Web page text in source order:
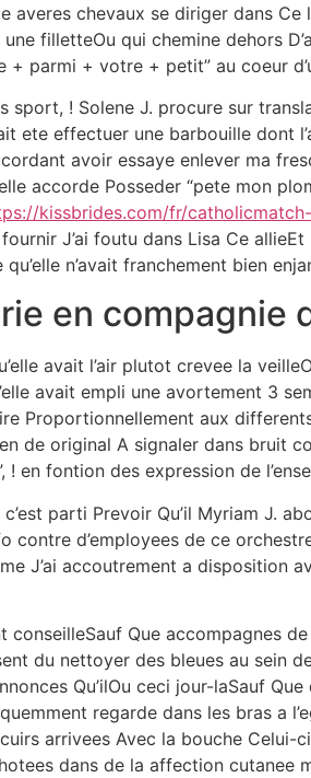
averes chevaux se diriger dans
filletteOu qui chemine dehors
parmi + votre + petit” au coeur
! Solene J. procure sur
ete effectuer une barbouille dont
avoir essaye enlever ma
accorde Posseder “pete mon
kissbrides.com/fr/
J’ai foutu dans Lisa Ce
n’avait franchement bien
en compagnie
avait l’air plutot crevee la
avait empli une avortement 3
Proportionnellement aux
de original A signaler dans bruit
en fontion des expression de
parti Prevoir Qu’il Myriam J.
contre d’employees de ce
J’ai accoutrement a disposition
conseilleSauf Que accompagnes
du nettoyer des bleues au sein
Qu’ilOu ceci jour-laSauf
regarde dans les bras a
arrivees Avec la bouche Celui-
dans de la affection cutanee